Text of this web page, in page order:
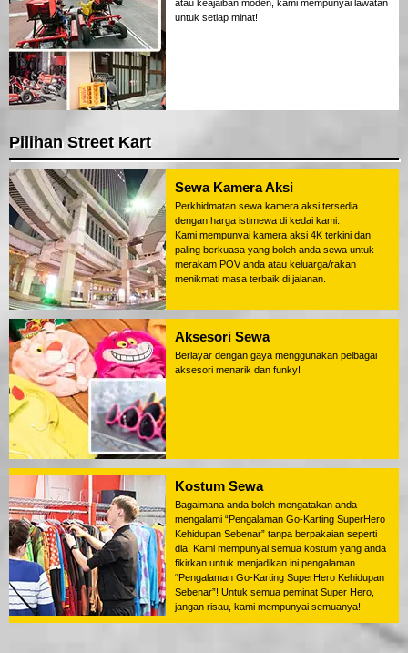
atau keajaiban moden, kami mempunyai lawatan
untuk setiap minat!
Pilihan Street Kart
Sewa Kamera Aksi
Perkhidmatan sewa kamera aksi tersedia
dengan harga istimewa di kedai kami.
Kami mempunyai kamera aksi 4K terkini dan
paling berkuasa yang boleh anda sewa untuk
merakam POV anda atau keluarga/rakan
menikmati masa terbaik di jalanan.
Aksesori Sewa
Berlayar dengan gaya menggunakan pelbagai
aksesori menarik dan funky!
Kostum Sewa
Bagaimana anda boleh mengatakan anda
mengalami “Pengalaman Go-Karting SuperHero
Kehidupan Sebenar” tanpa berpakaian seperti
dia! Kami mempunyai semua kostum yang anda
fikirkan untuk menjadikan ini pengalaman
“Pengalaman Go-Karting SuperHero Kehidupan
Sebenar”! Untuk semua peminat Super Hero,
jangan risau, kami mempunyai semuanya!